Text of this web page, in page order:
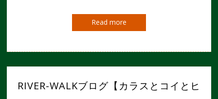
Read more
RIVER-WALKブログ【カラスとコイとヒ